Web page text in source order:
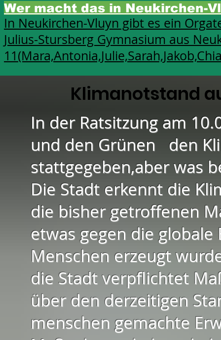
Wer macht das in Neukirchen-
In Neukirchen-Vluyn gibt es ein
Julius-Stursberg Gymnasium aus
Klimanotstand
In der Ratsitzung am
und den Grünen den
stattgegeben,aber was
Die Stadt erkennt die
die bisher getroffenen
etwas gegen die
Menschen erzeugt
die Stadt verpflichtet
über den derzeitigen
menschen gemachte